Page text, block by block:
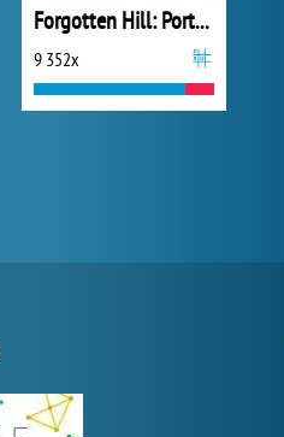
Forgotten Hill: Portrait of an Obsession
9 352x